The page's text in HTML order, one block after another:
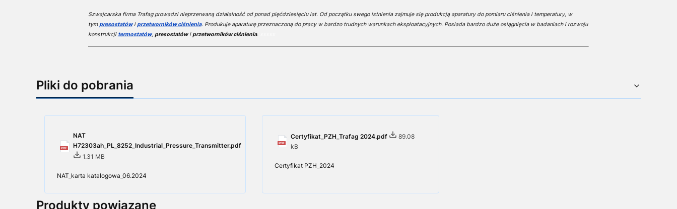
Szwajcarska firma Trafag prowadzi nieprzerwaną działalność od ponad pięćdziesięciu lat. Od początku swego istnienia zajmuje się produkcją aparatury do pomiaru ciśnienia i temperatury, w
tympresostatówiprzetworników ciśnienia. Produkuje aparaturę przeznaczoną do pracy w bardzo trudnych warunkach eksploatacyjnych. Posiada bardzo duże osiągnięcia w badaniach i rozwoju
konstrukcji termostatów, presostatówiprzetworników ciśnienia.
Pliki do pobrania
NAT
H72303ah_PL_8252_Industrial_Pressure_Transmitter.pdf
1.31 MB
NAT_karta katalogowa_06.2024
Certyfikat_PZH_Trafag 2024.pdf
89.08
kB
Certyfikat PZH_2024
Produkty powiązane